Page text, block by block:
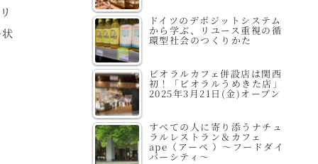
ドイツのデポジットシステム
から学ぶ、リユース重視の循
環型社会のつくりかた
ビオラルカフェ併設店は関西
初！「ビオラルうめきた店」
2025年3月21日(金)オープン
すべての人に寄り添うナチュ
ラルレストラン＆カフェ
ape（アーペ ）～フードダイ
バーシティ～